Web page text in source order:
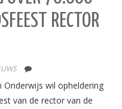
RECTOR
Onderwijs wil opheldering
van de rector van de